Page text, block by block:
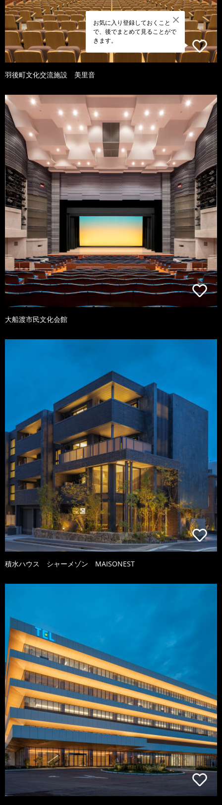
お気に入り登録しておくこと
で、後でまとめて見ることがで
きます。
羽後町文化交流施設 美里音
大船渡市民文化会館
積水ハウス シャーメゾン MAISONEST